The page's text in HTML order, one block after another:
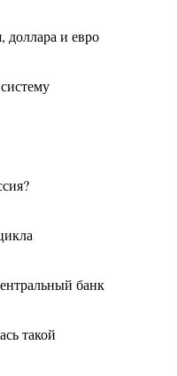
доллара и евро
банк
такой